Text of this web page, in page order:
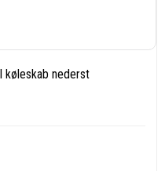
køleskab nederst